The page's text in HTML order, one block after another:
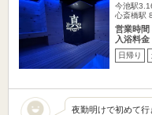
今池駅
心斎橋駅
営業時間
入浴料金
日帰り
夜勤明けで初めて